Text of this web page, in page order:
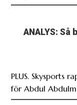
ANALYS:
PLUS. Skysports
för Abdul